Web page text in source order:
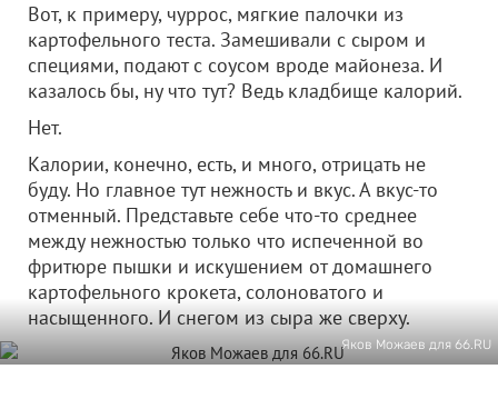
Вот, к примеру, чуррос, мягкие палочки из
картофельного теста. Замешивали с сыром и
специями, подают с соусом вроде майонеза. И
казалось бы, ну что тут? Ведь кладбище калорий.
Нет.
Калории, конечно, есть, и много, отрицать не
буду. Но главное тут нежность и вкус. А вкус-то
отменный. Представьте себе что-то среднее
между нежностью только что испеченной во
фритюре пышки и искушением от домашнего
картофельного крокета, солоноватого и
насыщенного. И снегом из сыра же сверху.
Яков Можаев для 66.RU